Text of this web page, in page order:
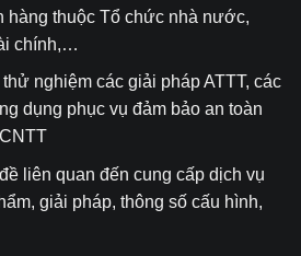
hàng thuộc Tổ chức nhà nước,
chính,…
nghiệm các giải pháp ATTT, các
dụng phục vụ đảm bảo an toàn
liên quan đến cung cấp dịch vụ
giải pháp, thông số cấu hình,